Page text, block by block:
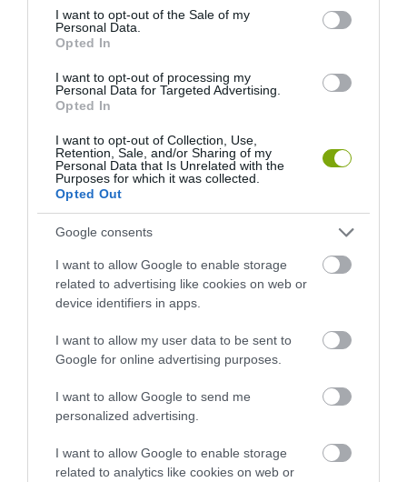
consent section.
I want to opt-out of the Sale of my
Personal Data.
Opted In
I want to opt-out of processing my
Personal Data for Targeted Advertising.
Opted In
I want to opt-out of Collection, Use,
Retention, Sale, and/or Sharing of my
Personal Data that Is Unrelated with the
Purposes for which it was collected.
Opted Out
Google consents
I want to allow Google to enable storage
related to advertising like cookies on web or
device identifiers in apps.
I want to allow my user data to be sent to
Google for online advertising purposes.
I want to allow Google to send me
personalized advertising.
I want to allow Google to enable storage
related to analytics like cookies on web or
NE DOBD KI AZ ÓCSKA BÁDOGVÖDRÖT – IGAZI JOKER A KERT
KÖVETKEZŐ CIKK
SZÉDÜLETES: ÍGY FESTENEK IZLAND MOHÁVAL BORÍTOTT
LÁVAFÖLDJEI
HASONLÓ ÉRDEKESSÉGEK
NEM MINDENKI MENEKÜLT
POMPEJIBEN: LEHET, HOGY